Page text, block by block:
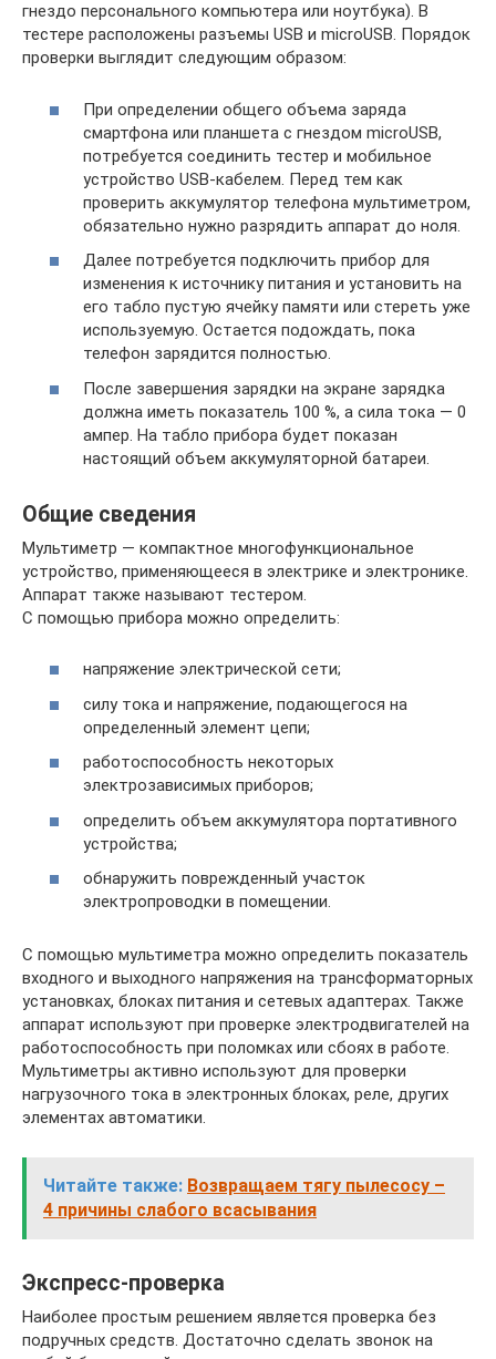
гнездо персонального компьютера или ноутбука). В
тестере расположены разъемы USB и microUSB. Порядок
проверки выглядит следующим образом:
При определении общего объема заряда
смартфона или планшета с гнездом microUSB,
потребуется соединить тестер и мобильное
устройство USB-кабелем. Перед тем как
проверить аккумулятор телефона мультиметром,
обязательно нужно разрядить аппарат до ноля.
Далее потребуется подключить прибор для
изменения к источнику питания и установить на
его табло пустую ячейку памяти или стереть уже
используемую. Остается подождать, пока
телефон зарядится полностью.
После завершения зарядки на экране зарядка
должна иметь показатель 100 %, а сила тока — 0
ампер. На табло прибора будет показан
настоящий объем аккумуляторной батареи.
Общие сведения
Мультиметр — компактное многофункциональное
устройство, применяющееся в электрике и электронике.
Аппарат также называют тестером.
С помощью прибора можно определить:
напряжение электрической сети;
силу тока и напряжение, подающегося на
определенный элемент цепи;
работоспособность некоторых
электрозависимых приборов;
определить объем аккумулятора портативного
устройства;
обнаружить поврежденный участок
электропроводки в помещении.
С помощью мультиметра можно определить показатель
входного и выходного напряжения на трансформаторных
установках, блоках питания и сетевых адаптерах. Также
аппарат используют при проверке электродвигателей на
работоспособность при поломках или сбоях в работе.
Мультиметры активно используют для проверки
нагрузочного тока в электронных блоках, реле, других
элементах автоматики.
Читайте также: Возвращаем тягу пылесосу –
4 причины слабого всасывания
Экспресс-проверка
Наиболее простым решением является проверка без
подручных средств. Достаточно сделать звонок на